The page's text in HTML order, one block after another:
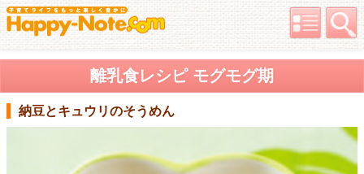
離乳食レシピ モグモグ期
納豆とキュウリのそうめん